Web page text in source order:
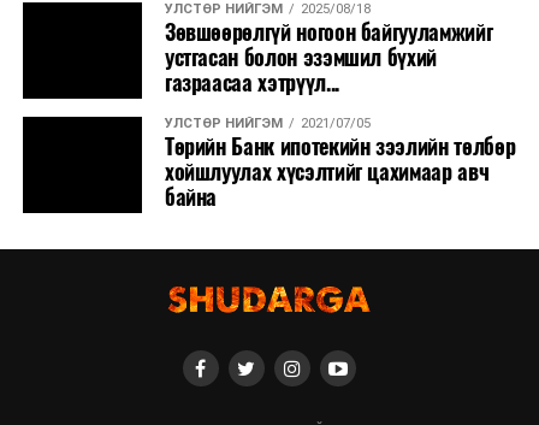
УЛСТӨР НИЙГЭМ 2025/08/18
Зөвшөөрөлгүй ногоон байгууламжийг
устгасан болон эзэмшил бүхий
газраасаа хэтрүүл...
УЛСТӨР НИЙГЭМ 2021/07/05
Төрийн Банк ипотекийн зээлийн төлбөр
хойшлуулах хүсэлтийг цахимаар авч
байна